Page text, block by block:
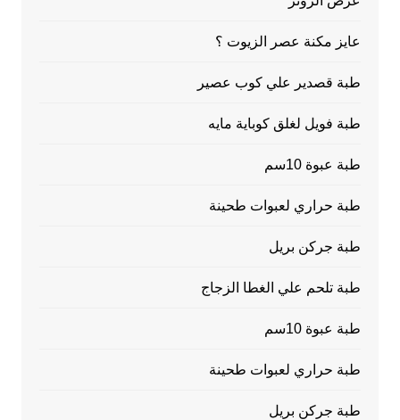
عايز مكنة عصر الزيوت ؟
طبة قصدير علي كوب عصير
طبة فويل لغلق كوباية مايه
طبة عبوة 10سم
طبة حراري لعبوات طحينة
طبة جركن بريل
طبة تلحم علي الغطا الزجاج
طبة عبوة 10سم
طبة حراري لعبوات طحينة
طبة جركن بريل